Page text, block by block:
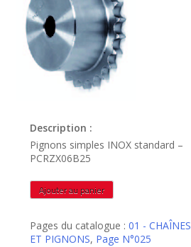
Description :
Pignons simples INOX standard –
PCRZX06B25
quantité
de
Ajouter au panier
Pages du catalogue :01 - CHAÎNES
ET PIGNONS, Page N°025